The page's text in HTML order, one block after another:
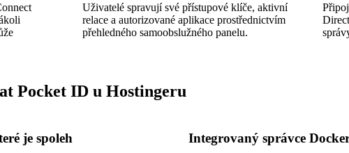
Uživatelé spravují své přístupové klíče, aktivní
relace a autorizované aplikace prostřednictvím
přehledného samoobslužného panelu.
Pocket ID u Hostingeru
je spoleh Integrovaný správce